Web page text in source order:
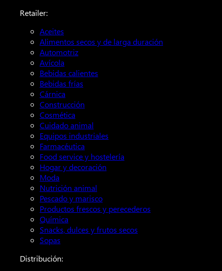
Retailer:
Aceites
Alimentos secos y de larga duración
Automotriz
Avícola
Bebidas calientes
Bebidas frías
Cárnica
Construcción
Cosmética
Cuidado animal
Equipos industriales
Farmacéutica
Food service y hostelería
Hogar y decoración
Moda
Nutrición animal
Pescado y marisco
Productos frescos y perecederos
Química
Snacks, dulces y frutos secos
Sopas
Distribución: